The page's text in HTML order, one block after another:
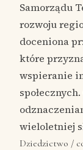
Samorządu
rozwoju
doceniona
które
wspieranie
wieloletniej
Dziedzictwo /